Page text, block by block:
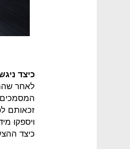
כיצד
לאחר
המסמכים
זכאותם
ויספקו
כיצד